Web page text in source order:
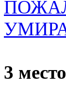
3